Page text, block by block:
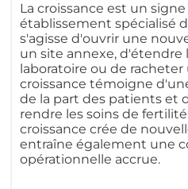
La croissance est un
établissement spécialisé
s'agisse d'ouvrir une
un site annexe, d'étendre
laboratoire ou de
croissance témoigne
de la part des patients et
rendre les soins de fertilité
croissance crée de
entraîne également une
opérationnelle accrue.